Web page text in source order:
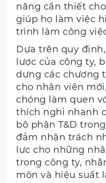
năng cần thiết
giúp họ làm việc
trình làm công
Dựa trên quy
lược của công ty,
dựng các chương
cho nhân viên
chóng làm quen
thích nghi nhanh
bộ phận T&D
đảm nhận trách
lực cho những
trong công ty,
môn và hiệu suất